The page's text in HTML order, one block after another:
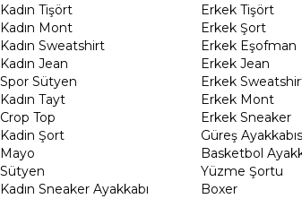
Kadın Tişört
Kadın Mont
Kadın Sweatshirt
Kadın Jean
Spor Sütyen
Kadın Tayt
Crop Top
Kadin Şort
Mayo
Sütyen
Kadın Sneaker Ayakkabı
Erkek Tişört
Erkek Şort
Erkek Eşofman
Erkek Jean
Erkek
Erkek Mont
Erkek Sneaker
Güreş
Basketbol
Yüzme Şortu
Boxer